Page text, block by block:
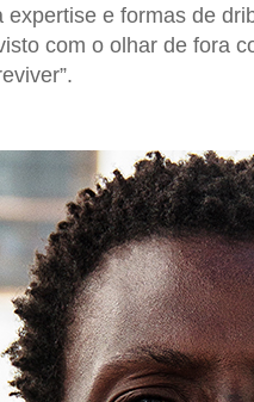
e formas de
com o olhar de fora